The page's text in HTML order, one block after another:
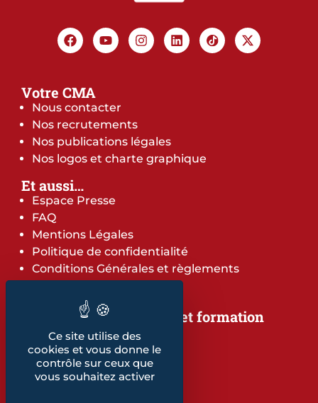
Votre CMA
Nous contacter
Nos recrutements
Nos publications légales
Nos logos et charte graphique
Et aussi…
Espace Presse
FAQ
Mentions Légales
Politique de confidentialité
Conditions Générales et règlements
Notre offre de services et formation
Notre offre de services
Notre offre de formation
Notre dépliant formation
Les indicateurs
Ce site utilise des
cookies et vous donne le
contrôle sur ceux que
vous souhaitez activer